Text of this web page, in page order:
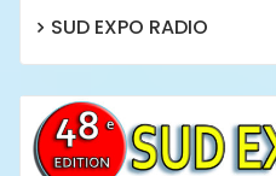
SUD EXPO RADIO